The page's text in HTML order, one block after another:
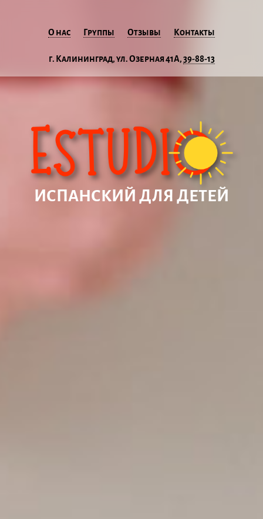
О нас Группы Отзывы Контакты
г. Калининград, ул. Озерная 41А,39-88-13
ИСПАНСКИЙ ДЛЯ ДЕТЕЙ